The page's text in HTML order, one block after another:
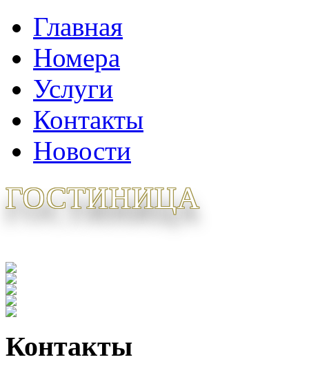
Главная
Номера
Услуги
Контакты
Новости
ГОСТИНИЦА
Контакты